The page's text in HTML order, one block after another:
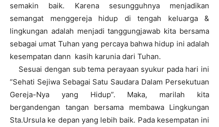
semakin baik. Karena sesungguhnya menjadikan
semangat menggereja hidup di tengah keluarga &
lingkungan adalah menjadi tanggungjawab kita bersama
sebagai umat Tuhan yang percaya bahwa hidup ini adalah
kesempatan dann kasih karunia dari Tuhan.
Sesuai dengan sub tema perayaan syukur pada hari ini
“Sehati Sejiwa Sebagai Satu Saudara Dalam Persekutuan
Gereja-Nya yang Hidup”. Maka, marilah kita
bergandengan tangan bersama membawa Lingkungan
Sta.Ursula ke depan yang lebih baik. Pada kesempatan ini